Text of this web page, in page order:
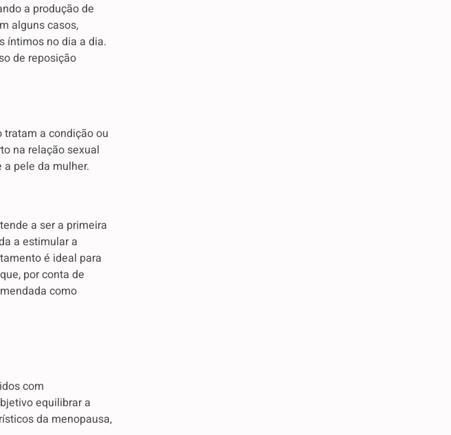
a produção de
alguns casos,
íntimos no dia a dia.
de reposição
a condição ou
na relação sexual
pele da mulher.
a ser a primeira
a estimular a
é ideal para
por conta de
como
com
equilibrar a
da menopausa,